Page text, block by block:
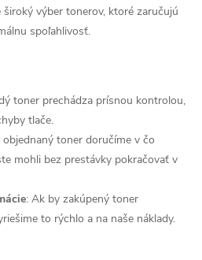
výber tonerov, ktoré zaručujú
spoľahlivosť.
toner prechádza prísnou kontrolou,
tlače.
objednaný toner doručíme v čo
mohli bez prestávky pokračovať v
: Ak by zakúpený toner
to rýchlo a na naše náklady.